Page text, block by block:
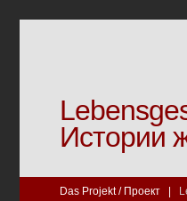
Истории
Das Projekt / Проект